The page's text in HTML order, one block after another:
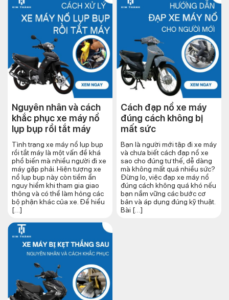
Nguyên nhân và cách
khắc phục xe máy nổ
lụp bụp rồi tắt máy
Tình trạng xe máy nổ lụp bụp
rồi tắt máy là một vấn đề khá
phổ biến mà nhiều người đi xe
máy gặp phải. Hiện tượng xe
nổ lụp bụp này còn tiềm ẩn
nguy hiểm khi tham gia giao
thông và có thể làm hỏng các
bộ phận khác của xe. Để hiểu
[…]
Cách đạp nổ xe máy
đúng cách​ không bị
mất sức
Bạn là người mới tập đi xe máy
và chưa biết cách đạp nổ xe
sao cho đúng tư thế, dễ dàng
mà không mất quá nhiều sức?
Đừng lo, việc đạp xe máy nổ
đúng cách không quá khó nếu
bạn nắm vững các bước cơ
bản và áp dụng đúng kỹ thuật.
Bài […]